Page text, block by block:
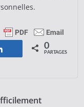
Partagez 0
PARTAGES